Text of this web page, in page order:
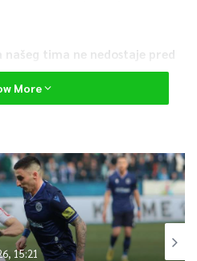
tima ne nedostaje pred
tim i svlačionica, u kojima
To ćemo svakako
Luka Garza.
Gliwice počinje u 20.30 sati.
More
15:21